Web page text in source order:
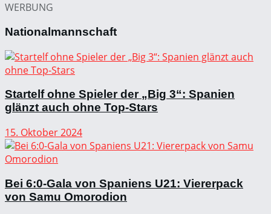
WERBUNG
Nationalmannschaft
Startelf ohne Spieler der „Big 3“: Spanien
glänzt auch ohne Top-Stars
15. Oktober 2024
Bei 6:0-Gala von Spaniens U21: Viererpack
von Samu Omorodion